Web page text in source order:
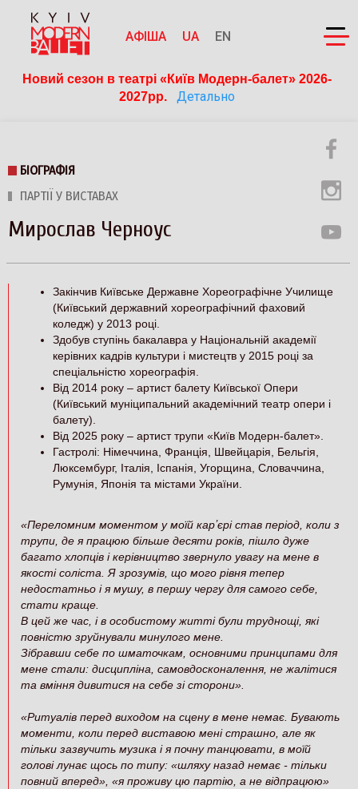
АФІША UA EN
Новий сезон в театрі «Київ Модерн-балет» 2026-
2027рр.
Детально
БІОГРАФІЯ
ПАРТІЇ У ВИСТАВАХ
Мирослав Черноус
Закінчив Київське Державне Хореографічне Училище
(Київський державний хореографічний фаховий
коледж) у 2013 році.
Здобув ступінь бакалавра у Національній академії
керівних кадрів культури і мистецтв у 2015 році за
спеціальністю хореографія.
Від 2014 року – артист балету Київської Опери
(Київський муніципальний академічний театр опери і
балету).
Від 2025 року – артист трупи «Київ Модерн-балет».
Гастролі: Німеччина, Франція, Швейцарія, Бельгія,
Люксембург, Італія, Іспанія, Угорщина, Словаччина,
Румунія, Японія та містами України.
«Переломним моментом у моїй карʼєрі став період, коли з
трупи, де я працюю більше десяти років, пішло дуже
багато хлопців і керівництво звернуло увагу на мене в
якості соліста. Я зрозумів, що мого рівня тепер
недостатньо і я мушу, в першу чергу для самого себе,
стати краще.
В цей же час, і в особистому житті були труднощі, які
повністю зруйнували минулого мене.
Зібравши себе по шматочкам, основними принципами для
мене стали: дисципліна, самовдосконалення, не жалітися
та вміння дивитися на себе зі сторони».
«Ритуалів перед виходом на сцену в мене немає. Бувають
моменти, коли перед виставою мені страшно, але як
тільки зазвучить музика і я почну танцювати, в моїй
голові лунає щось по типу: «шляху назад немає - тільки
повний вперед», «я проживу цю партію, а не відпрацюю»